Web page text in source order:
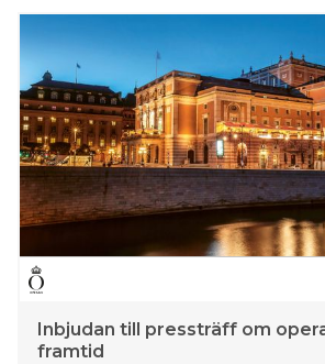
Inbjudan till pressträff om
framtid